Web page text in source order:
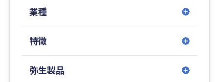
業種
特徴
弥生製品